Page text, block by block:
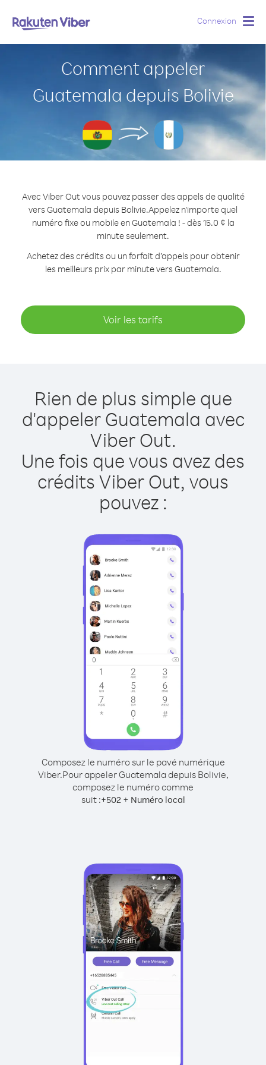
Connexion
Comment appeler
Guatemala depuis Bolivie
Avec Viber Out vous pouvez passer des appels de qualité
vers Guatemala depuis Bolivie.Appelez n'importe quel
numéro fixe ou mobile en Guatemala ! - dès 15.0 ¢ la
minute seulement.
Achetez des crédits ou un forfait d’appels pour obtenir
les meilleurs prix par minute vers Guatemala.
Voir les tarifs
Rien de plus simple que
d'appeler Guatemala avec
Viber Out.
Une fois que vous avez des
crédits Viber Out, vous
pouvez :
Composez le numéro sur le pavé numérique
Viber.Pour appeler Guatemala depuis Bolivie,
composez le numéro comme
suit :+502+ Numéro local